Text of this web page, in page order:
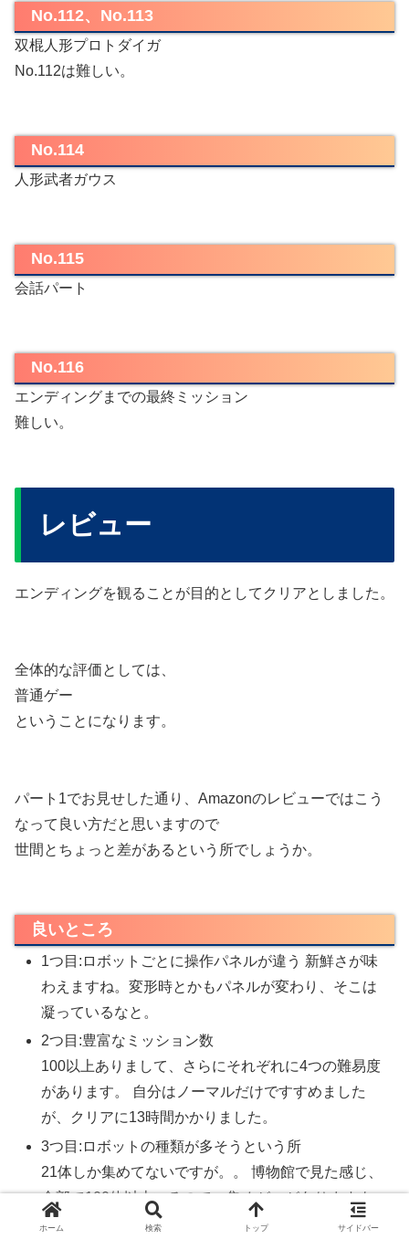
No.112、No.113
双棍人形プロトダイガ
No.112は難しい。
No.114
人形武者ガウス
No.115
会話パート
No.116
エンディングまでの最終ミッション
難しい。
レビュー
エンディングを観ることが目的としてクリアとしました。
全体的な評価としては、
普通ゲー
ということになります。
パート1でお見せした通り、Amazonのレビューではこう
なって良い方だと思いますので
世間とちょっと差があるという所でしょうか。
良いところ
1つ目:ロボットごとに操作パネルが違う 新鮮さが味
わえますね。変形時とかもパネルが変わり、そこは
凝っているなと。
2つ目:豊富なミッション数
100以上ありまして、さらにそれぞれに4つの難易度
があります。 自分はノーマルだけですすめました
が、クリアに13時間かかりました。
3つ目:ロボットの種類が多そうという所
21体しか集めてないですが。。 博物館で見た感じ、
全部で100体以上いるので、集めがいがありますよ
ね。
ホーム 検索 トップ サイドバー